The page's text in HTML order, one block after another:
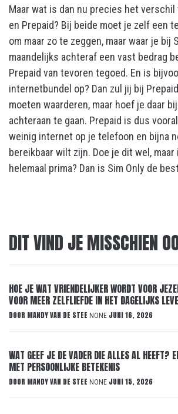
Maar wat is dan nu precies het verschil
en Prepaid? Bij beide moet je zelf een
om maar zo te zeggen, maar waar je bij
maandelijks achteraf een vast bedrag
Prepaid van tevoren tegoed. En is
internetbundel op? Dan zul jij bij
moeten waarderen, maar hoef je daar
achteraan te gaan. Prepaid is dus
weinig internet op je telefoon en bijna
bereikbaar wilt zijn. Doe je dit wel,
helemaal prima? Dan is Sim Only de
DIT VIND JE MISSCHIEN
HOE JE WAT VRIENDELIJKER WORDT VOOR
VOOR MEER ZELFLIEFDE IN HET DAGELIJKS
DOOR MANDY VAN DE STEE NONE JUNI 16, 2026
WAT GEEF JE DE VADER DIE ALLES AL HEEFT?
MET PERSOONLIJKE BETEKENIS
DOOR MANDY VAN DE STEE NONE JUNI 15, 2026